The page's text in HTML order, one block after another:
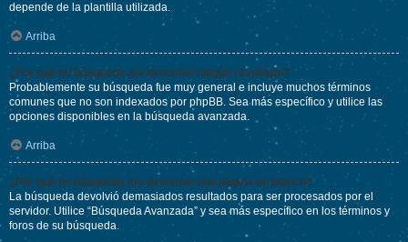
depende de la plantilla utilizada.
Arriba
¿Por qué mi búsqueda me devuelve ningún resultado?
Probablemente su búsqueda fue muy general e incluye muchos términos
comunes que no son indexados por phpBB. Sea más específico y utilice las
opciones disponibles en la búsqueda avanzada.
Arriba
¿Por qué mi búsqueda me devuelve una página en blanco?
La búsqueda devolvió demasiados resultados para ser procesados por el
servidor. Utilice “Búsqueda Avanzada” y sea más específico en los términos y
foros de su búsqueda.